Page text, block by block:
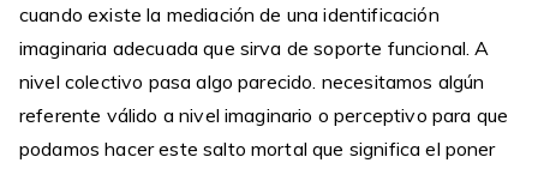
cuando existe la mediación de una identificación
imaginaria adecuada que sirva de soporte funcional. A
nivel colectivo pasa algo parecido. necesitamos algún
referente válido a nivel imaginario o perceptivo para que
podamos hacer este salto mortal que significa el poner